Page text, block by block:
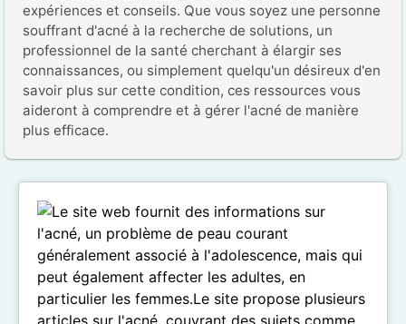
expériences et conseils. Que vous soyez une personne
souffrant d'acné à la recherche de solutions, un
professionnel de la santé cherchant à élargir ses
connaissances, ou simplement quelqu'un désireux d'en
savoir plus sur cette condition, ces ressources vous
aideront à comprendre et à gérer l'acné de manière
plus efficace.